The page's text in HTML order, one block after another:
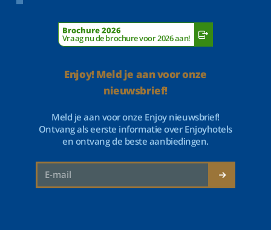
Brochure 2026
Vraag nu de brochure voor 2026 aan!
Enjoy! Meld je aan voor onze
nieuwsbrief!
Meld je aan voor onze Enjoy nieuwsbrief!
Ontvang als eerste informatie over Enjoyhotels
en ontvang de beste aanbiedingen.